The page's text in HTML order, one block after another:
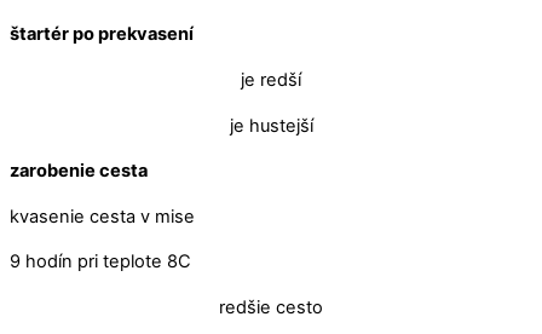
štartér po prekvasení
je redší
je hustejší
zarobenie cesta
kvasenie cesta v mise
9 hodín pri teplote 8C
redšie cesto